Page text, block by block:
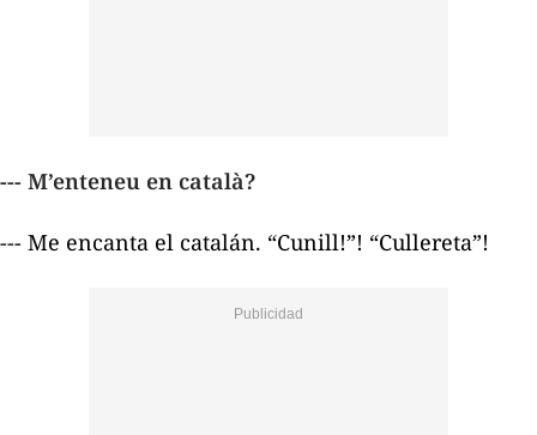
--- M’enteneu en català?
--- Me encanta el catalán. “Cunill!”! “Cullereta”!